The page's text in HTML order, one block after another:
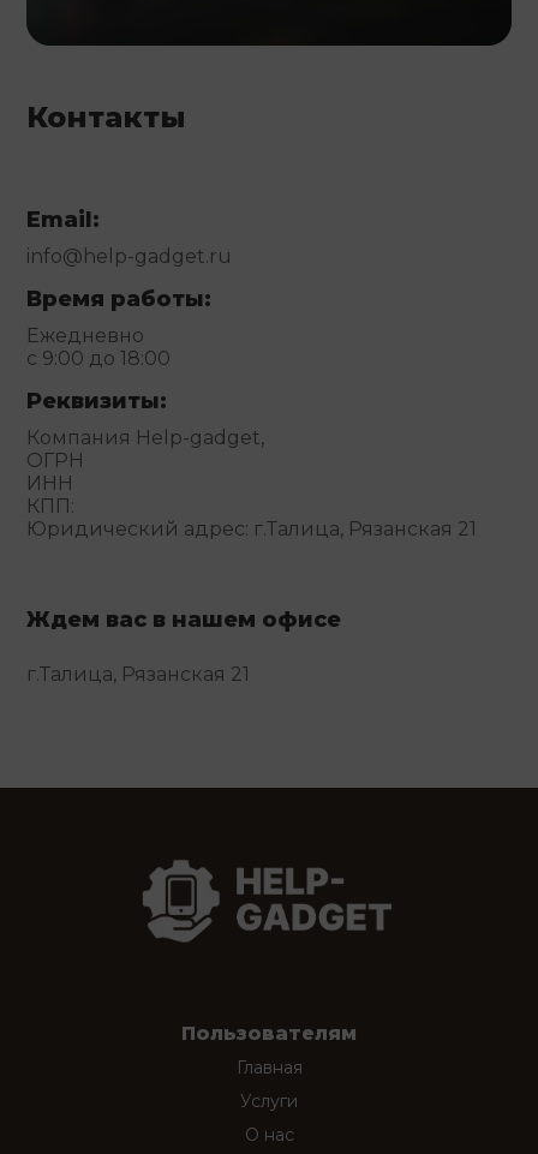
Контакты
Email:
info@help-gadget.ru
Время работы:
Ежедневно
с 9:00 до 18:00
Реквизиты:
Компания Help-gadget,
ОГРН
ИНН
КПП:
Юридический адрес: г.Талица, Рязанская 21
Ждем вас в нашем офисе
г.Талица, Рязанская 21
Пользователям
Главная
Услуги
О нас